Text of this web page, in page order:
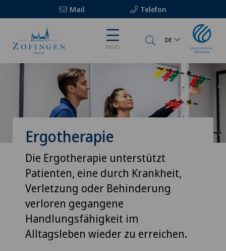
Mail Telefon
MENU
DE
Ergotherapie
Die Ergotherapie unterstützt
Patienten, eine durch Krankheit,
Verletzung oder Behinderung
verloren gegangene
Handlungsfähigkeit im
Alltagsleben wieder zu erreichen.